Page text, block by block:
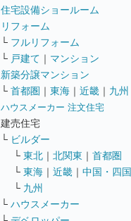
住宅設備ショールーム
リフォーム
└ フルリフォーム
└ 戸建て ｜ マンション
新築分譲マンション
└ 首都圏 ｜ 東海 ｜ 近畿 ｜ 九州
ハウスメーカー 注文住宅
建売住宅
└ ビルダー
└ 東北 ｜ 北関東 ｜ 首都圏
└ 東海 ｜ 近畿 ｜ 中国・四国
└ 九州
└ ハウスメーカー